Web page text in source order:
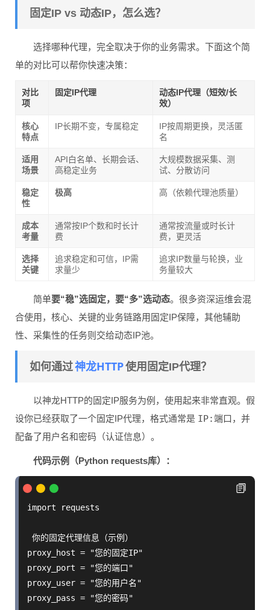
固定IP vs 动态IP，怎么选？
选择哪种代理，完全取决于你的业务需求。下面这个简
单的对比可以帮你快速决策：
对比
项
固定IP代理
动态IP代理（短效/长
效）
核心
特点
IP长期不变，专属稳定
IP按周期更换，灵活匿
名
适用
场景
API白名单、长期会话、
高稳定业务
大规模数据采集、测
试、分散访问
稳定
性
极高 高（依赖代理池质量）
成本
考量
通常按IP个数和时长计
费
通常按流量或时长计
费，更灵活
选择
关键
追求稳定和可信，IP需
求量少
追求IP数量与轮换，业
务量较大
简单要“稳”选固定，要“多”选动态。很多资深运维会混
合使用，核心、关键的业务链路用固定IP保障，其他辅助
性、采集性的任务则交给动态IP池。
如何通过神龙HTTP使用固定IP代理？
以神龙HTTP的固定IP服务为例，使用起来非常直观。假
设你已经获取了一个固定IP代理，格式通常是 IP:端口 ，并
配备了用户名和密码（认证信息）。
代码示例（Python requests库）：
import requests
你的固定代理信息（示例）
proxy_host = "您的固定IP"
proxy_port = "您的端口"
proxy_user = "您的用户名"
proxy_pass = "您的密码"